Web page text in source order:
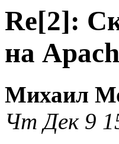
Re[2]:
на
Михаил
Чт Дек 9